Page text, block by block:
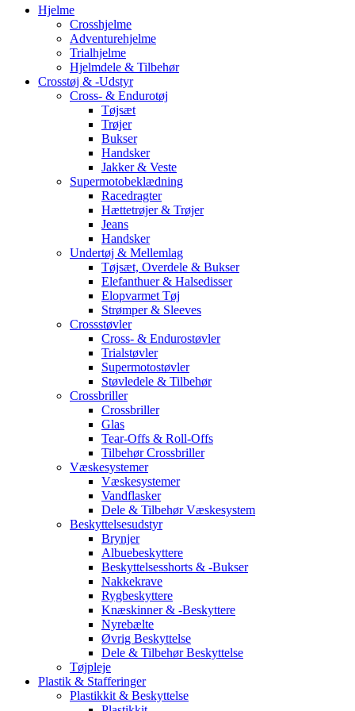
Hjelme
Crosshjelme
Adventurehjelme
Trialhjelme
Hjelmdele & Tilbehør
Crosstøj & -Udstyr
Cross- & Endurotøj
Tøjsæt
Trøjer
Bukser
Handsker
Jakker & Veste
Supermotobeklædning
Racedragter
Hættetrøjer & Trøjer
Jeans
Handsker
Undertøj & Mellemlag
Tøjsæt, Overdele & Bukser
Elefanthuer & Halsedisser
Elopvarmet Tøj
Strømper & Sleeves
Crossstøvler
Cross- & Endurostøvler
Trialstøvler
Supermotostøvler
Støvledele & Tilbehør
Crossbriller
Crossbriller
Glas
Tear-Offs & Roll-Offs
Tilbehør Crossbriller
Væskesystemer
Væskesystemer
Vandflasker
Dele & Tilbehør Væskesystem
Beskyttelsesudstyr
Brynjer
Albuebeskyttere
Beskyttelsesshorts & -Bukser
Nakkekrave
Rygbeskyttere
Knæskinner & -Beskyttere
Nyrebælte
Øvrig Beskyttelse
Dele & Tilbehør Beskyttelse
Tøjpleje
Plastik & Stafferinger
Plastikkit & Beskyttelse